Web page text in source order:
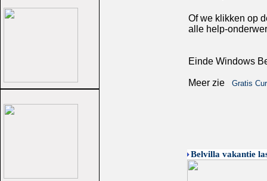
Of we klikken op
alle help-
Einde Windows
Meer zie Gratis
Belvilla vakantie